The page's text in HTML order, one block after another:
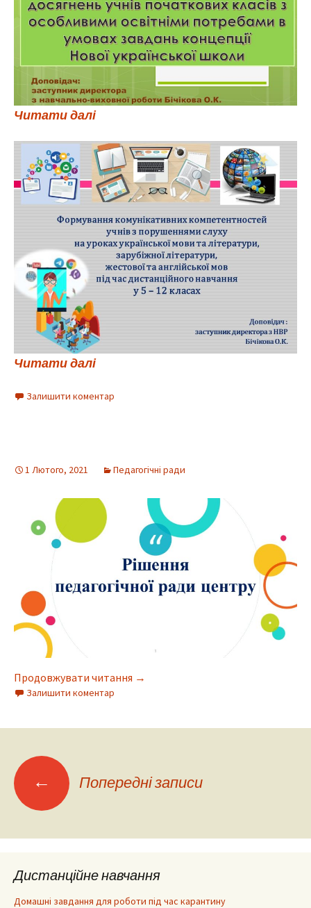
Читати далі
Читати далі
Залишити коментар
1 Лютого, 2021 Педагогічні ради
Продовжувати читання →
Залишити коментар
Навігація
по
записах
← Попередні записи
Дистанційне навчання
Домашні завдання для роботи під час карантину